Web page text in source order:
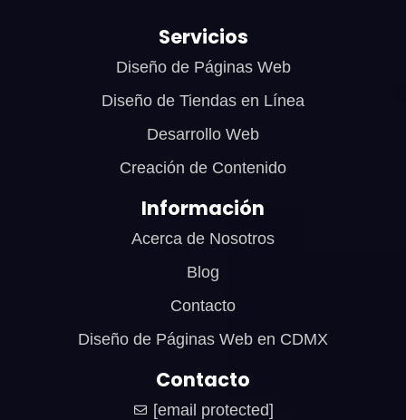
Servicios
Diseño de Páginas Web
Diseño de Tiendas en Línea
Desarrollo Web
Creación de Contenido
Información
Acerca de Nosotros
Blog
Contacto
Diseño de Páginas Web en CDMX
Contacto
[email protected]